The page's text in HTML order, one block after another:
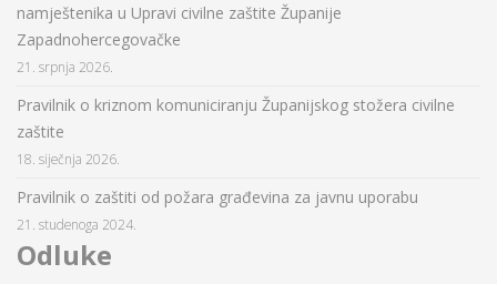
namještenika u Upravi civilne zaštite Županije
Zapadnohercegovačke
21. srpnja 2026.
Pravilnik o kriznom komuniciranju Županijskog stožera civilne
zaštite
18. siječnja 2026.
Pravilnik o zaštiti od požara građevina za javnu uporabu
21. studenoga 2024.
Odluke